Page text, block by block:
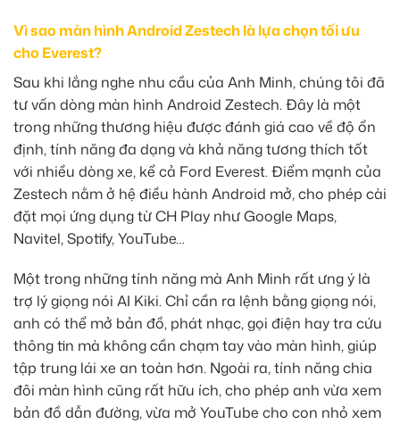
Vì sao màn hình Android Zestech là lựa chọn tối ưu
cho Everest?
Sau khi lắng nghe nhu cầu của Anh Minh, chúng tôi đã
tư vấn dòng màn hình Android Zestech. Đây là một
trong những thương hiệu được đánh giá cao về độ ổn
định, tính năng đa dạng và khả năng tương thích tốt
với nhiều dòng xe, kể cả Ford Everest. Điểm mạnh của
Zestech nằm ở hệ điều hành Android mở, cho phép cài
đặt mọi ứng dụng từ CH Play như Google Maps,
Navitel, Spotify, YouTube…
Một trong những tính năng mà Anh Minh rất ưng ý là
trợ lý giọng nói AI Kiki. Chỉ cần ra lệnh bằng giọng nói,
anh có thể mở bản đồ, phát nhạc, gọi điện hay tra cứu
thông tin mà không cần chạm tay vào màn hình, giúp
tập trung lái xe an toàn hơn. Ngoài ra, tính năng chia
đôi màn hình cũng rất hữu ích, cho phép anh vừa xem
bản đồ dẫn đường, vừa mở YouTube cho con nhỏ xem